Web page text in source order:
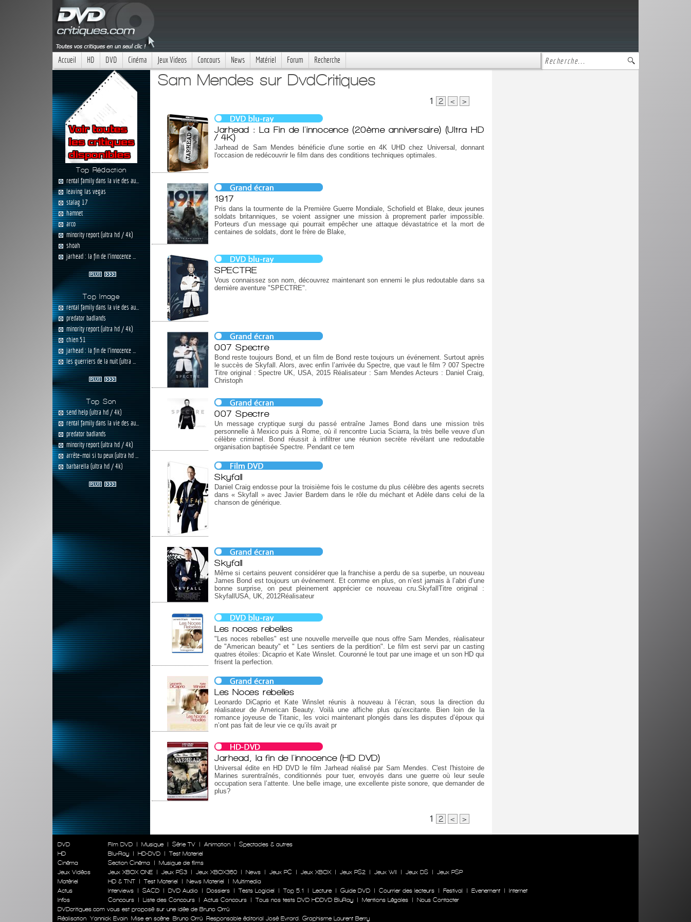
Accueil HD DVD Cinéma Jeux Videos Concours News Matériel Forum Recherche
Top Rédaction
rental family dans la vie des au...
leaving las vegas
stalag 17
hamnet
arco
minority report (ultra hd / 4k)
shoah
jarhead : la fin de l'innocence ...
Top Image
rental family dans la vie des au...
predator badlands
minority report (ultra hd / 4k)
chien 51
jarhead : la fin de l'innocence ...
les guerriers de la nuit (ultra ...
Top Son
send help (ultra hd / 4k)
rental family dans la vie des au...
predator badlands
minority report (ultra hd / 4k)
arrête-moi si tu peux (ultra hd ...
barbarella (ultra hd / 4k)
Sam Mendes sur DvdCritiques
1 2 < >
Jarhead : La Fin de l'innocence (20ème anniversaire) (Ultra HD
/ 4K)
Jarhead de Sam Mendes bénéficie d'une sortie en 4K UHD chez Universal, donnant
l'occasion de redécouvrir le film dans des conditions techniques optimales.
1917
Pris dans la tourmente de la Première Guerre Mondiale, Schofield et Blake, deux jeunes
soldats britanniques, se voient assigner une mission à proprement parler impossible.
Porteurs d’un message qui pourrait empêcher une attaque dévastatrice et la mort de
centaines de soldats, dont le frère de Blake,
SPECTRE
Vous connaissez son nom, découvrez maintenant son ennemi le plus redoutable dans sa
dernière aventure "SPECTRE".
007 Spectre
Bond reste toujours Bond, et un film de Bond reste toujours un événement. Surtout après
le succès de Skyfall. Alors, avec enfin l’arrivée du Spectre, que vaut le film ? 007 Spectre
Titre original : Spectre UK, USA, 2015 Réalisateur : Sam Mendes Acteurs : Daniel Craig,
Christoph
007 Spectre
Un message cryptique surgi du passé entraîne James Bond dans une mission très
personnelle à Mexico puis à Rome, où il rencontre Lucia Sciarra, la très belle veuve d’un
célèbre criminel. Bond réussit à infiltrer une réunion secrète révélant une redoutable
organisation baptisée Spectre. Pendant ce tem
Skyfall
Daniel Craig endosse pour la troisième fois le costume du plus célèbre des agents secrets
dans « Skyfall » avec Javier Bardem dans le rôle du méchant et Adèle dans celui de la
chanson de générique.
Skyfall
Même si certains peuvent considérer que la franchise a perdu de sa superbe, un nouveau
James Bond est toujours un événement. Et comme en plus, on n’est jamais à l’abri d’une
bonne surprise, on peut pleinement apprécier ce nouveau cru.SkyfallTitre original :
SkyfallUSA, UK, 2012Réalisateur
Les noces rebelles
"Les noces rebelles" est une nouvelle merveille que nous offre Sam Mendes, réalisateur
de "American beauty" et " Les sentiers de la perdition". Le film est servi par un casting
quatres étoiles: Dicaprio et Kate Winslet. Couronné le tout par une image et un son HD qui
frisent la perfection.
Les Noces rebelles
Leonardo DiCaprio et Kate Winslet réunis à nouveau à l’écran, sous la direction du
réalisateur de American Beauty. Voilà une affiche plus qu’excitante. Bien loin de la
romance joyeuse de Titanic, les voici maintenant plongés dans les disputes d’époux qui
n’ont pas fait de leur vie ce qu’ils avait pr
Jarhead, la fin de l'innocence (HD DVD)
Universal édite en HD DVD le film Jarhead réalisé par Sam Mendes. C'est l'histoire de
Marines surentraînés, conditionnés pour tuer, envoyés dans une guerre où leur seule
occupation sera l’attente. Une belle image, une excellente piste sonore, que demander de
plus?
1 2 < >
DVD
HD
Cinéma
Jeux Vidéos
Matériel
Actus
Infos
Film DVD | Musique | Série TV | Animation |
Spectacles & autres
Blu-Ray
| HD-DVD |
Test Materiel
Section Cinéma
|
Musique de films
Jeux XBOX ONE
| Jeux PS3 | Jeux XBOX360 | News | Jeux PC | Jeux XBOX | Jeux PS2 | Jeux WII | Jeux DS |
Jeux PSP
HD & TNT
| Test Materiel | News Materiel |
Multimedia
Interviews
| SACD | DVD Audio | Dossiers | Tests Logiciel | Top 5.1 | Lecture | Guide DVD | Courrier des lecteurs | Festival | Evenement |
Internet
Concours
| Liste des Concours | Actus Concours | Tous nos tests DVD HDDVD BluRay | Mentions Légales |
Nous Contacter
DVDcritiques.com vous est proposé sur une idée de Bruno Orrú
Réalisation Yannick Evain Mise en scène Bruno Orrú Responsable éditorial José Evrard. Graphisme Laurent Berry